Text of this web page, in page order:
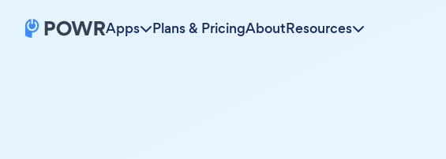
Apps Plans & PricingAboutResources